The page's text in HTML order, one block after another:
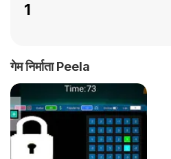
1
गेम निर्माता Peela